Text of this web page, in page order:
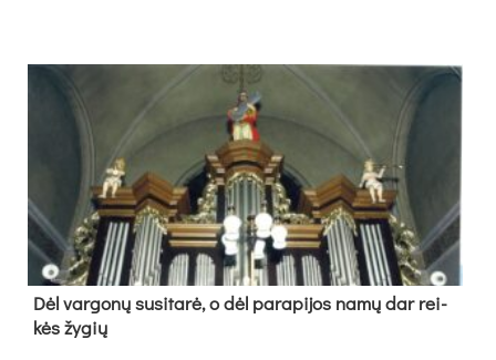
Dėl var­go­nų su­si­ta­rė, o dėl pa­ra­pi­jos na­mų dar rei­
kės žy­gių